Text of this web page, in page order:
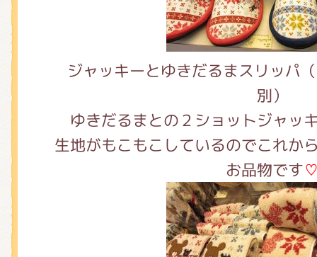
ジャッキーとゆきだるまスリッパ
別）
ゆきだるまとの２ショットジャッ
生地がもこもこしているのでこれか
お品物です